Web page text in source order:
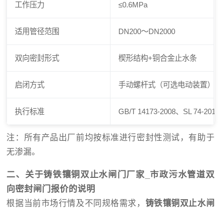
工作压力 ≤0.6MPa
适用管径范围 DN200～DN2000
双向密封形式 楔形结构+铜合金止水条
启闭方式 手动螺杆式（可选电动装置）
执行标准 GB/T 14173-2008、SL 74-2019
注：所有产品出厂前均按标准进行密封性测试，有助于
无渗漏。
二、关于铸铁镶铜双止水闸门厂家_市政污水管道双
向密封闸门报价的说明
根据当前市场行情及不同规格需求， 铸铁镶铜双止水闸